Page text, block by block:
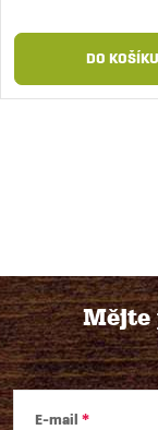
DO KOŠÍKU
Z
Mějte
E-mail